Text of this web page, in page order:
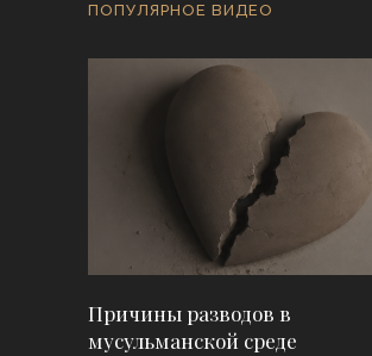
ПОПУЛЯРНОЕ ВИДЕО
Причины разводов в
мусульманской среде